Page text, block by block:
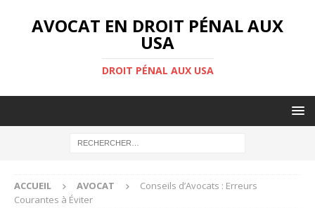
AVOCAT EN DROIT PÉNAL AUX
USA
DROIT PÉNAL AUX USA
ACCUEIL AVOCAT
Conseils d’Avocats : Erreurs
Courantes à Éviter